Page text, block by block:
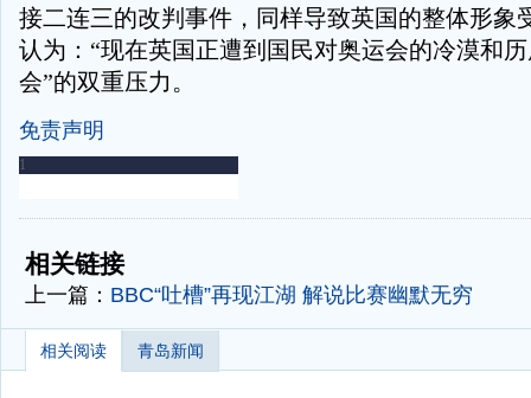
接二连三的改判事件，同样导致英国的整体形象
认为：“现在英国正遭到国民对奥运会的冷漠和
会”的双重压力。
免责声明
-
相关链接
上一篇： BBC“吐槽”再现江湖 解说比赛幽默无穷
相关阅读 青岛新闻